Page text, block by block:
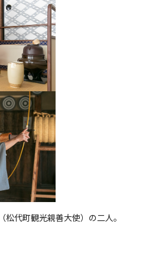
代町観光親善大使）の二人。